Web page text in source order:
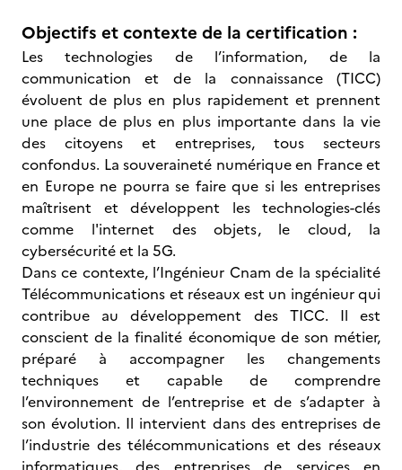
Objectifs et contexte de la certification :
Les technologies de l’information, de la
communication et de la connaissance (TICC)
évoluent de plus en plus rapidement et prennent
une place de plus en plus importante dans la vie
des citoyens et entreprises, tous secteurs
confondus. La souveraineté numérique en France et
en Europe ne pourra se faire que si les entreprises
maîtrisent et développent les technologies-clés
comme l'internet des objets, le cloud, la
cybersécurité et la 5G.
Dans ce contexte, l’Ingénieur Cnam de la spécialité
Télécommunications et réseaux est un ingénieur qui
contribue au développement des TICC. Il est
conscient de la finalité économique de son métier,
préparé à accompagner les changements
techniques et capable de comprendre
l’environnement de l’entreprise et de s’adapter à
son évolution. Il intervient dans des entreprises de
l’industrie des télécommunications et des réseaux